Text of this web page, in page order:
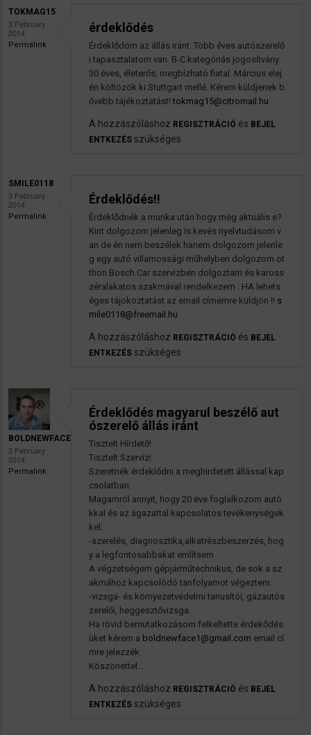
TOKMAG15
3 February
2014
Permalink
érdeklődés
Érdeklődöm az állás iránt. Több éves autószerelő
i tapasztalatom van. B-C kategóriás jogosítvány.
30 éves, életerős, megbízható fiatal. Március elej
én költözök ki Stuttgart mellé. Kérem küldjenek b
ővebb tájékoztatást!tokmag15@citromail.hu
A hozzászóláshoz REGISZTRÁCIÓ és BEJEL
ENTKEZÉS szükséges
SMILE0118
3 February
2014
Permalink
Érdeklődés!!
Érdeklődnék a munka után hogy még aktuális e?
Kint dolgozom jelenleg is kevés nyelvtudásom v
an de én nem beszélek hanem dolgozom jelenle
g egy autó villamossági műhelyben dolgozom ot
thon Bosch Car szervizben dolgoztam és kaross
zéralakatos szakmával rendelkezem . HA lehets
éges tájokoztatást az email címemre küldjön !! s
mile0118@freemail.hu
A hozzászóláshoz REGISZTRÁCIÓ és BEJEL
ENTKEZÉS szükséges
BOLDNEWFACE
3 February
2014
Permalink
Érdeklődés magyarul beszélő aut
ószerelő állás iránt
Tisztelt Hírdető!
Tisztelt Szervíz!
Szeretnék érdeklődni a meghirdetett állással kap
csolatban.
Magamról annyit, hogy 20 éve foglalkozom autó
kkal és az ágazattal kapcsolatos tevékenységek
kel:
-szerelés, diagnosztika,alkatrészbeszerzés, hog
y a legfontosabbakat említsem
A végzetségem gépjárműtechnikus, de sok a sz
akmához kapcsolódó tanfolyamot végeztem:
-vizsga- és környezetvédelmi tanusítói, gázautós
zerelői, heggesztővizsga.
Ha rövid bemutatkozásom felkeltette érdekődés
üket kérem a boldnewface1@gmail.com email cí
mre jelezzék.
Köszönettel....
A hozzászóláshoz REGISZTRÁCIÓ és BEJEL
ENTKEZÉS szükséges